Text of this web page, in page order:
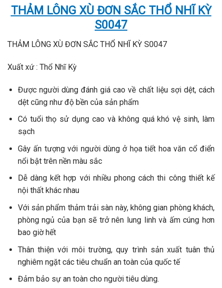
THẢM LÔNG XÙ ĐƠN SẮC THỔ NHĨ KỲ
S0047
THẢM LÔNG XÙ ĐƠN SẮC THỔ NHĨ KỲ S0047
Xuất xứ : Thổ Nhĩ Kỳ
Được người dùng đánh giá cao về chất liệu sợi dệt, cách
dệt cũng như độ bền của sản phẩm
Có tuổi thọ sử dụng cao và không quá khó vệ sinh, làm
sạch
Gây ấn tượng với người dùng ở họa tiết hoa văn cổ điển
nổi bật trên nền màu sắc
Dễ dàng kết hợp với nhiều phong cách thi công thiết kế
nội thất khác nhau
Với sản phẩm thảm trải sàn này, không gian phòng khách,
phòng ngủ của bạn sẽ trở nên lung linh và ấm cúng hơn
bao giờ hết
Thân thiện với môi trường, quy trình sản xuất tuân thủ
nghiêm ngặt các tiêu chuẩn an toàn của quốc tế
Đảm bảo sự an toàn cho người tiêu dùng.